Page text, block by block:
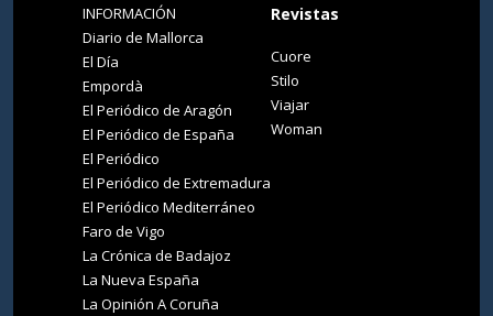
INFORMACIÓN
Diario de Mallorca
El Día
Empordà
El Periódico de Aragón
El Periódico de España
El Periódico
El Periódico de Extremadura
El Periódico Mediterráneo
Faro de Vigo
La Crónica de Badajoz
La Nueva España
La Opinión A Coruña
Revistas
Cuore
Stilo
Viajar
Woman